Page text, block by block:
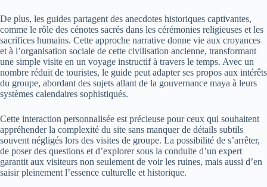
De plus, les guides partagent des anecdotes historiques captivantes,
comme le rôle des cénotes sacrés dans les cérémonies religieuses et les
sacrifices humains. Cette approche narrative donne vie aux croyances
et à l’organisation sociale de cette civilisation ancienne, transformant
une simple visite en un voyage instructif à travers le temps. Avec un
nombre réduit de touristes, le guide peut adapter ses propos aux intérêts
du groupe, abordant des sujets allant de la gouvernance maya à leurs
systèmes calendaires sophistiqués.
Cette interaction personnalisée est précieuse pour ceux qui souhaitent
appréhender la complexité du site sans manquer de détails subtils
souvent négligés lors des visites de groupe. La possibilité de s’arrêter,
de poser des questions et d’explorer sous la conduite d’un expert
garantit aux visiteurs non seulement de voir les ruines, mais aussi d’en
saisir pleinement l’essence culturelle et historique.